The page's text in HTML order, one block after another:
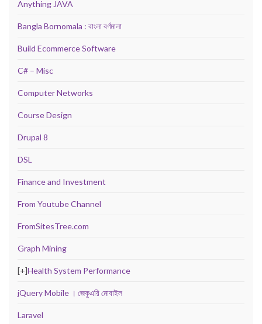
Anything JAVA
Bangla Bornomala : বাংলা বর্ণমালা
Build Ecommerce Software
C# – Misc
Computer Networks
Course Design
Drupal 8
DSL
Finance and Investment
From Youtube Channel
FromSitesTree.com
Graph Mining
[+]Health System Performance
jQuery Mobile । জেকুএরি মোবাইল
Laravel